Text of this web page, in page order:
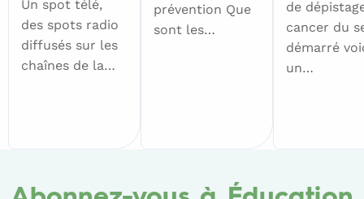
Un spot télé,
des spots radio
diffusés sur les
chaînes de la…
prévention Que
sont les…
de
cancer du
démarré
un…